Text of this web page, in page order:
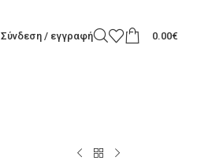
Σύνδεση / εγγραφή 0.00€